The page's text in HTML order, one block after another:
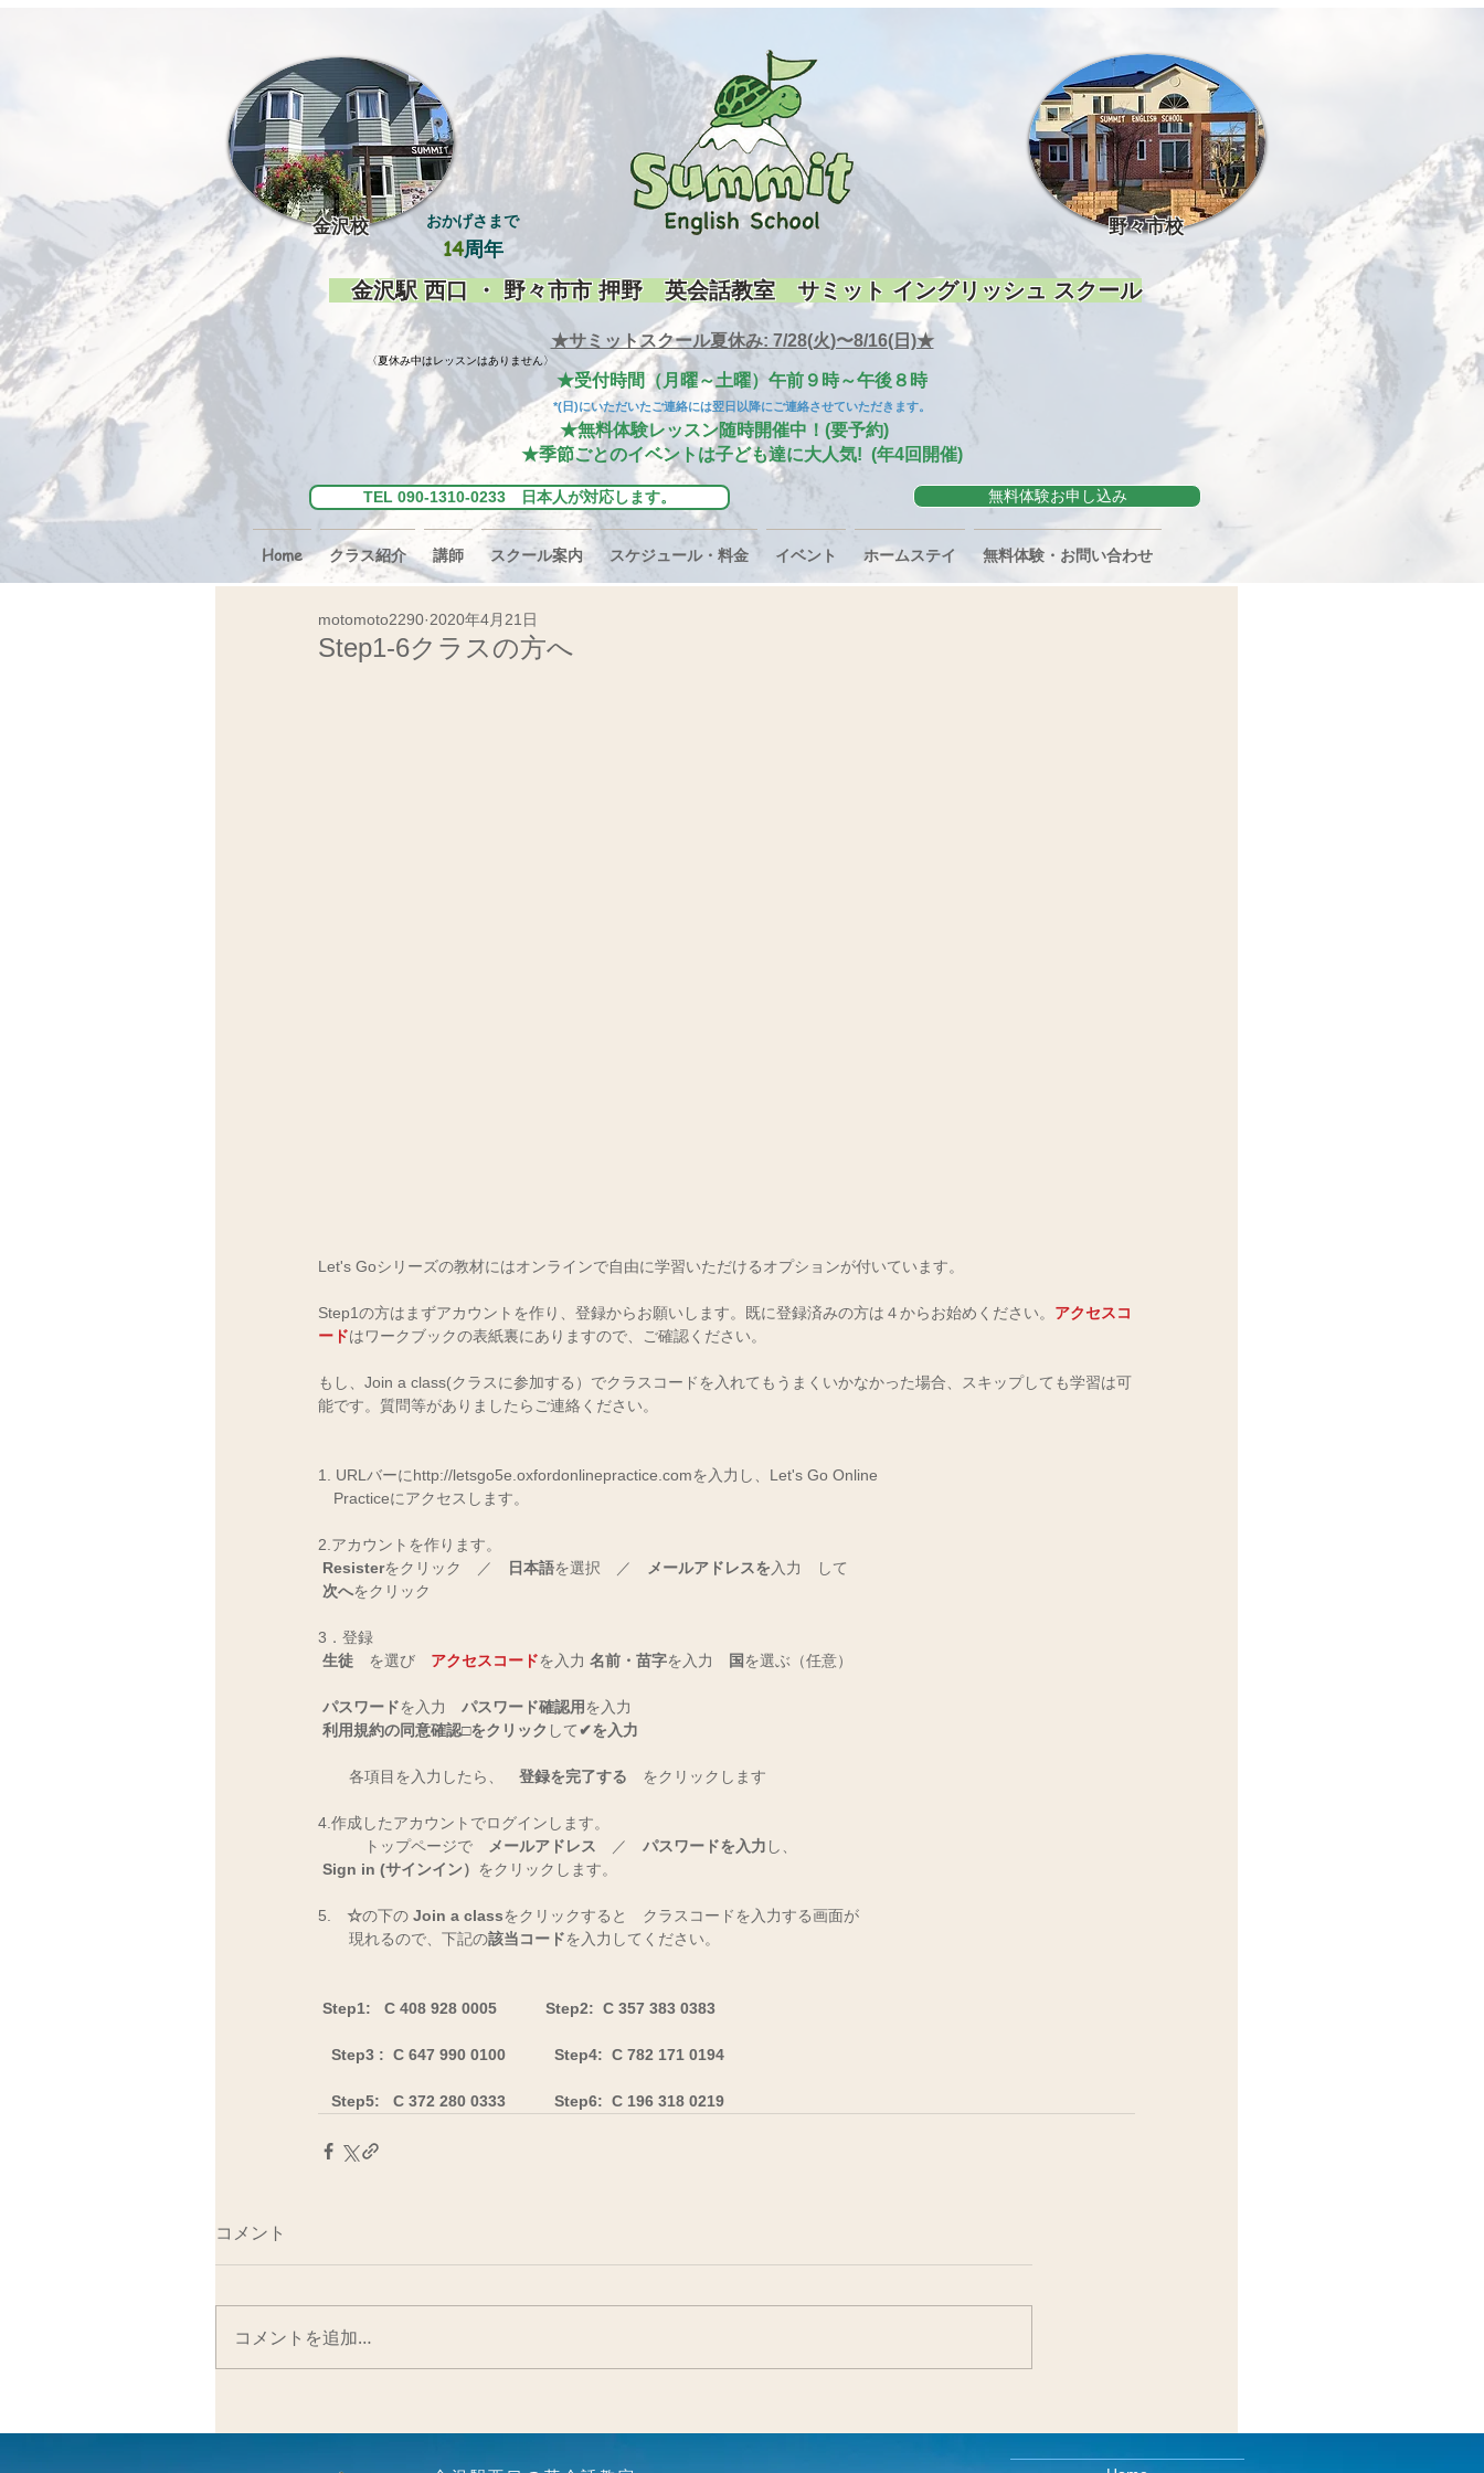
金沢校 おかげさまで
14周年
野々市校
金沢駅 西口 ・ 野々市市 押野 英会話教室 サミット イングリッシュ スクール
★サミットスクール夏休み: 7/28(火)〜8/16(日)★
​〈夏休み中はレッスンはありません〉
★受付時間（月曜～土曜）午前９時～午後８時
*(日)にいただいたご連絡には翌日以降にご連絡させていただきます。
★無料体験レッスン随時開催中！(要予約)
★季節ごとのイベントは子ども達に大人気! (年4回開催)
TEL 090-1310-0233 日本人が対応します。 無料体験お申し込み
Home クラス紹介 講師 スクール案内 スケジュール・料金 イベント ホームステイ 無料体験・お問い合わせ
Step1-6クラスの方へ
motomoto2290 2020年4月21日
Let's Goシリーズの教材にはオンラインで自由に学習いただけるオプションが付いています。
Step1の方はまずアカウントを作り、登録からお願いします。既に登録済みの方は４からお始めください。 アクセスコ
ードはワークブックの表紙裏にありますので、ご確認ください。
もし、Join a class(クラスに参加する）でクラスコードを入れてもうまくいかなかった場合、スキップしても学習は可
能です。質問等がありましたらご連絡ください。
1. URLバーにhttp://letsgo5e.oxfordonlinepractice.comを入力し、Let's Go Online
Practiceにアクセスします。
2.アカウントを作ります。
Resisterをクリック　／ 日本語を選択　／ メールアドレスを入力　して
次へをクリック
3．登録
生徒 を選び アクセスコードを入力 名前・苗字を入力 国を選ぶ（任意）
パスワードを入力 パスワード確認用を入力
利用規約の同意確認□をクリック して✔を入力
各項目を入力したら、 登録を完了する をクリックします
4.作成したアカウントでログインします。
トップページで メールアドレス ／ パスワードを入力 し、
Sign in (サインイン） をクリックします。
5. ☆の下の Join a classをクリックすると　クラスコードを入力する画面が
現れるので、下記の該当コードを入力してください。
Step1:   C 408 928 0005           Step2:  C 357 383 0383
   Step3 :  C 647 990 0100           Step4:  C 782 171 0194
   Step5:   C 372 280 0333           Step6:  C 196 318 0219
コメント
コメントを追加…